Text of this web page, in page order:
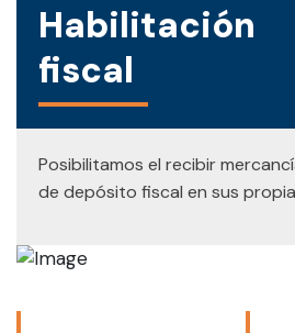
Habilitación
fiscal
Posibilitamos el recibir
de depósito fiscal en sus